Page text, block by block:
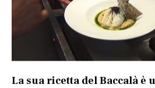
La sua ricetta del Baccalà è